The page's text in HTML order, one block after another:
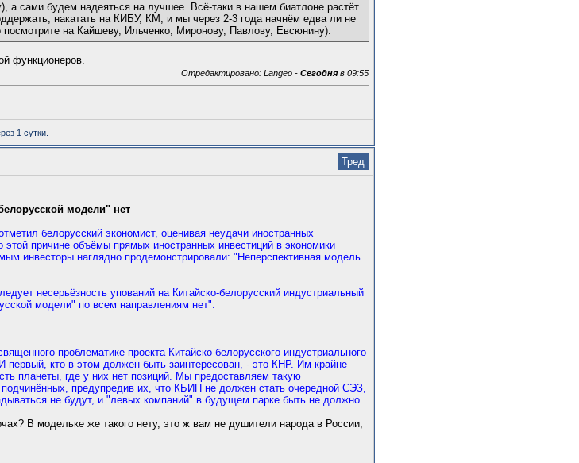
сами будем надеяться на лучшее. Всё-таки в нашем биатлоне растёт
накатать на КИБУ, КМ, и мы через 2-3 года начнём едва ли не
на Кайшеву, Ильченко, Миронову, Павлову, Евсюнину).
функционеров.
Отредактировано: Langeo - Сегодняв 09:55
1 сутки.
Тред
модели" нет
белорусский экономист, оценивая неудачи иностранных
причине объёмы прямых иностранных инвестиций в экономики
инвесторы наглядно продемонстрировали: "Неперспективная модель
несерьёзность упований на Китайско-белорусский индустриальный
модели" по всем направлениям нет".
проблематике проекта Китайско-белорусского индустриального
первый, кто в этом должен быть заинтересован, - это КНР. Им крайне
планеты, где у них нет позиций. Мы предоставляем такую
подчинённых, предупредив их, что КБИП не должен стать очередной СЭЗ,
не будут, и "левых компаний" в будущем парке быть не должно.
В модельке же такого нету, это ж вам не душители народа в России,